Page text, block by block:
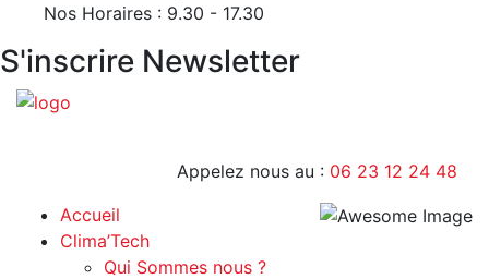
Nos Horaires : 9.30 - 17.30
S'inscrire Newsletter
Appelez nous au : 06 23 12 24 48
Accueil
Clima’Tech
Qui Sommes nous ?